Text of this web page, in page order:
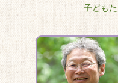
子ども